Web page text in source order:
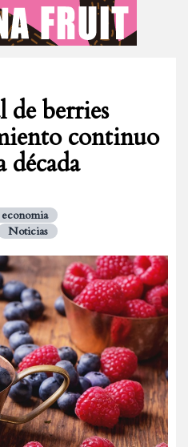
de berries
continuo
década
Noticias